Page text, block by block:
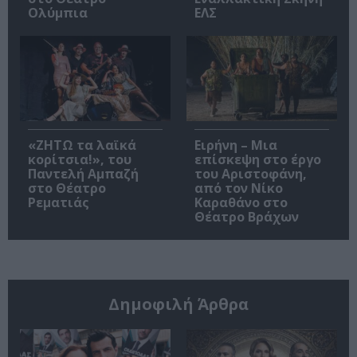
Ολύμπια
ΕΛΣ
«ΖΗΤΩ τα λαϊκά
κορίτσια!», του
Παντελή Αμπαζή
στο Θέατρο
Ρεματιάς
Ειρήνη – Μια
επίσκεψη στο έργο
του Αριστοφάνη,
από τον Νίκο
Καραθάνο στο
Θέατρο Βράχων
Δημοφιλή Άρθρα